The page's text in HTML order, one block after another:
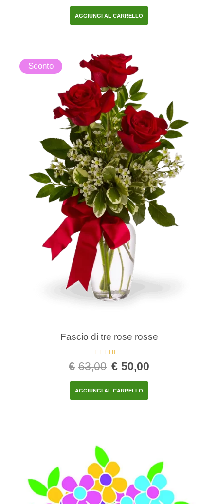
AGGIUNGI AL CARRELLO
Sconto
Fascio di tre rose rosse
su 5
€ 63,00 € 50,00
AGGIUNGI AL CARRELLO